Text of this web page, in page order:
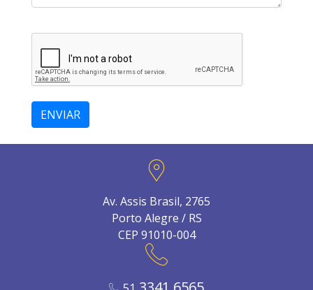
ENVIAR
Av. Assis Brasil, 2765
Porto Alegre / RS
CEP 91010-004